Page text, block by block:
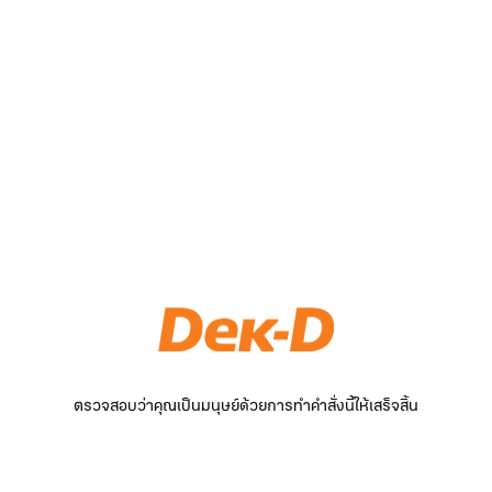
ตรวจสอบว่าคุณเป็นมนุษย์ด้วยการทำคำสั่งนี้ให้เสร็จสิ้น